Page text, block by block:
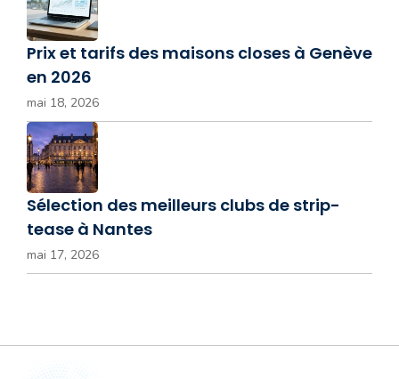
Prix et tarifs des maisons closes à Genève
en 2026
mai 18, 2026
Sélection des meilleurs clubs de strip-
tease à Nantes
mai 17, 2026